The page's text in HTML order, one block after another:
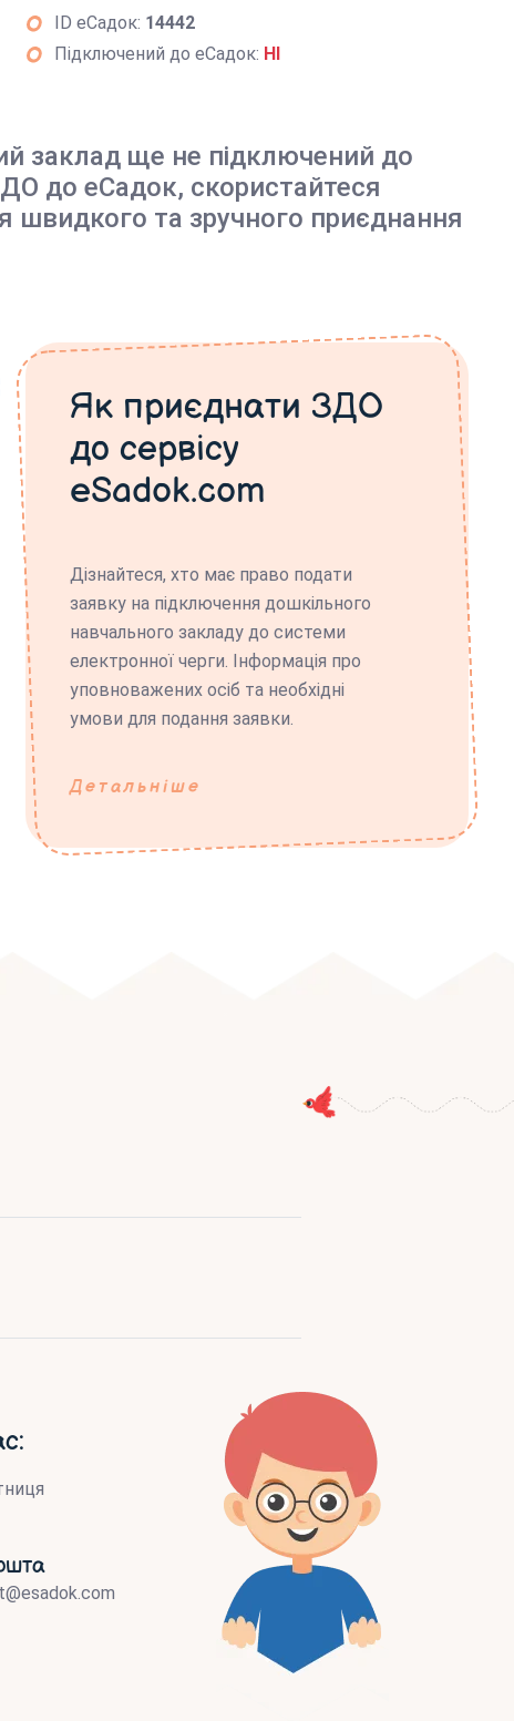
ID еСадок: 14442
Підключений до еСадок: НІ
заклад ще не підключений до
до еСадок, скористайтеся
швидкого та зручного приєднання
Як приєднати ЗДО
до сервісу
eSadok.com
Дізнайтеся, хто має право подати
заявку на підключення дошкільного
навчального закладу до системи
електронної черги. Інформація про
уповноважених осіб та необхідні
умови для подання заявки.
Детальніше